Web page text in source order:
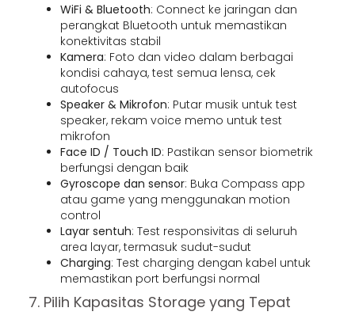
WiFi & Bluetooth: Connect ke jaringan dan
perangkat Bluetooth untuk memastikan
konektivitas stabil
Kamera: Foto dan video dalam berbagai
kondisi cahaya, test semua lensa, cek
autofocus
Speaker & Mikrofon: Putar musik untuk test
speaker, rekam voice memo untuk test
mikrofon
Face ID / Touch ID: Pastikan sensor biometrik
berfungsi dengan baik
Gyroscope dan sensor: Buka Compass app
atau game yang menggunakan motion
control
Layar sentuh: Test responsivitas di seluruh
area layar, termasuk sudut-sudut
Charging: Test charging dengan kabel untuk
memastikan port berfungsi normal
7. Pilih Kapasitas Storage yang Tepat